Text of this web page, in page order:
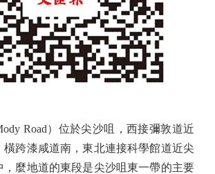
Road）位於尖沙咀，西接彌敦道近
橫跨漆咸道南，東北連接科學館道近尖
，麼地道的東段是尖沙咀東一帶的主要